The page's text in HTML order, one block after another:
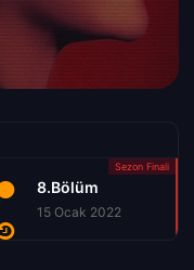
8.Bölüm
15 Ocak 2022